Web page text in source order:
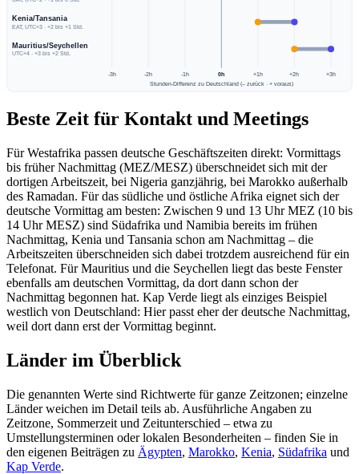
-3h -2h -1h 0h +1h +2h +3h
Stunden-Differenz zu Deutschland (– zurück · + voraus)
Kenia/Tansania
EAT, UTC+3 · +2 bis +1 Std.
Mauritius/Seychellen
UTC+4 · +3 bis +2 Std.
Beste Zeit für Kontakt und Meetings
Für Westafrika passen deutsche Geschäftszeiten direkt: Vormittags
bis früher Nachmittag (MEZ/MESZ) überschneidet sich mit der
dortigen Arbeitszeit, bei Nigeria ganzjährig, bei Marokko außerhalb
des Ramadan. Für das südliche und östliche Afrika eignet sich der
deutsche Vormittag am besten: Zwischen 9 und 13 Uhr MEZ (10 bis
14 Uhr MESZ) sind Südafrika und Namibia bereits im frühen
Nachmittag, Kenia und Tansania schon am Nachmittag – die
Arbeitszeiten überschneiden sich dabei trotzdem ausreichend für ein
Telefonat. Für Mauritius und die Seychellen liegt das beste Fenster
ebenfalls am deutschen Vormittag, da dort dann schon der
Nachmittag begonnen hat. Kap Verde liegt als einziges Beispiel
westlich von Deutschland: Hier passt eher der deutsche Nachmittag,
weil dort dann erst der Vormittag beginnt.
Länder im Überblick
Die genannten Werte sind Richtwerte für ganze Zeitzonen; einzelne
Länder weichen im Detail teils ab. Ausführliche Angaben zu
Zeitzone, Sommerzeit und Zeitunterschied – etwa zu
Umstellungsterminen oder lokalen Besonderheiten – finden Sie in
den eigenen Beiträgen zu Ägypten, Marokko, Kenia, Südafrika und
Kap Verde.